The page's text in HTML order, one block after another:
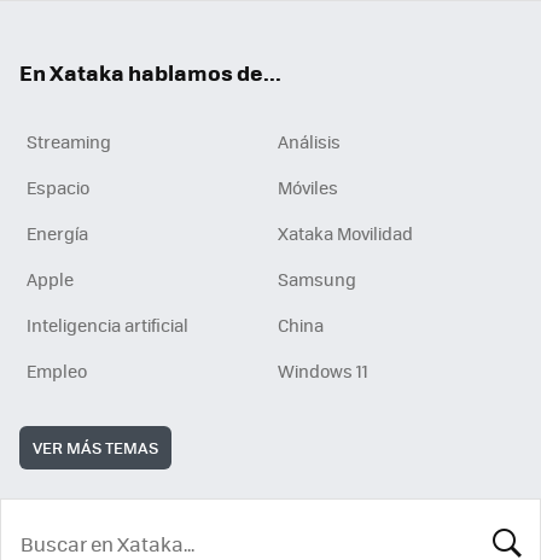
En Xataka hablamos de...
Streaming
Análisis
Espacio
Móviles
Energía
Xataka Movilidad
Apple
Samsung
Inteligencia artificial
China
Empleo
Windows 11
VER MÁS TEMAS